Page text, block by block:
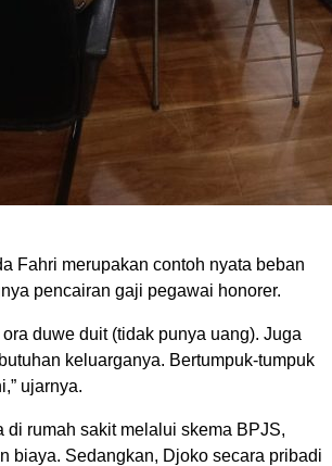
Fahri merupakan contoh nyata beban
pencairan gaji pegawai honorer.
duwe duit (tidak punya uang). Juga
keluarganya. Bertumpuk-tumpuk
ujarnya.
rumah sakit melalui skema BPJS,
biaya. Sedangkan, Djoko secara pribadi